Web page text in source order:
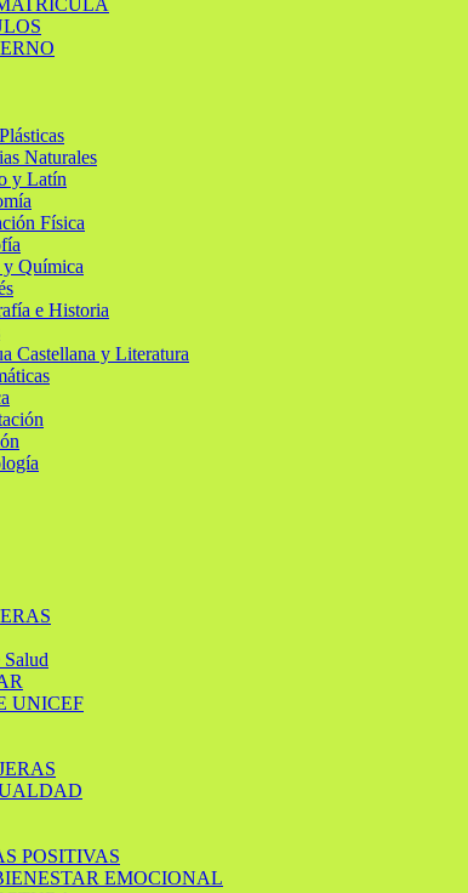
Naturales
y Latín
Física
y Química
e Historia
Castellana y Literatura
Salud
UNICEF
POSITIVAS
EMOCIONAL